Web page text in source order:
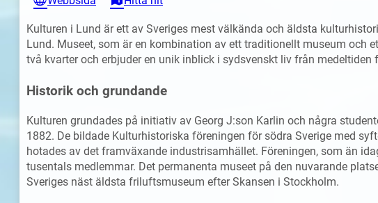
Kulturen i Lund är ett av Sveriges mest välkända och äldsta
Lund. Museet, som är en kombination av ett traditionellt museum och
två kvarter och erbjuder en unik inblick i sydsvenskt liv från medeltiden
Historik och grundande
Kulturen grundades på initiativ av Georg J:son Karlin och några
1882. De bildade Kulturhistoriska föreningen för södra Sverige med
hotades av det framväxande industrisamhället. Föreningen, som än
tusentals medlemmar. Det permanenta museet på den nuvarande
Sveriges näst äldsta friluftsmuseum efter Skansen i Stockholm.